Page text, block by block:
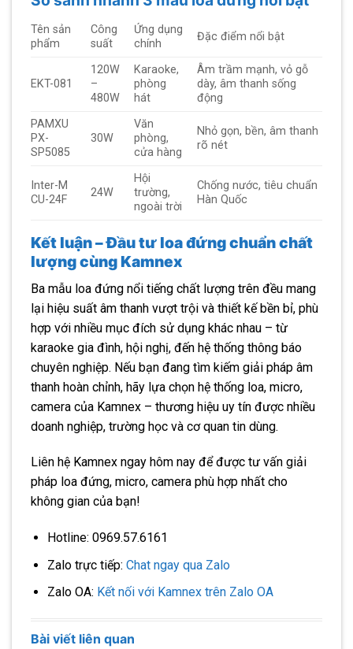
Tên sản
phẩm
Công
suất
Ứng dụng
chính
Đặc điểm nổi bật
EKT-081
120W
–
480W
Karaoke,
phòng
hát
Âm trầm mạnh, vỏ gỗ
dày, âm thanh sống
động
PAMXU
PX-
SP5085
30W
Văn
phòng,
cửa hàng
Nhỏ gọn, bền, âm thanh
rõ nét
Inter-M
CU-24F
24W
Hội
trường,
ngoài trời
Chống nước, tiêu chuẩn
Hàn Quốc
Kết luận – Đầu tư loa đứng chuẩn chất
lượng cùng Kamnex
Ba mẫu loa đứng nổi tiếng chất lượng trên đều mang
lại hiệu suất âm thanh vượt trội và thiết kế bền bỉ, phù
hợp với nhiều mục đích sử dụng khác nhau – từ
karaoke gia đình, hội nghị, đến hệ thống thông báo
chuyên nghiệp. Nếu bạn đang tìm kiếm giải pháp âm
thanh hoàn chỉnh, hãy lựa chọn hệ thống loa, micro,
camera của Kamnex – thương hiệu uy tín được nhiều
doanh nghiệp, trường học và cơ quan tin dùng.
Liên hệ Kamnex ngay hôm nay để được tư vấn giải
pháp loa đứng, micro, camera phù hợp nhất cho
không gian của bạn!
Hotline: 0969.57.6161
Zalo trực tiếp: Chat ngay qua Zalo
Zalo OA: Kết nối với Kamnex trên Zalo OA
Bài viết liên quan